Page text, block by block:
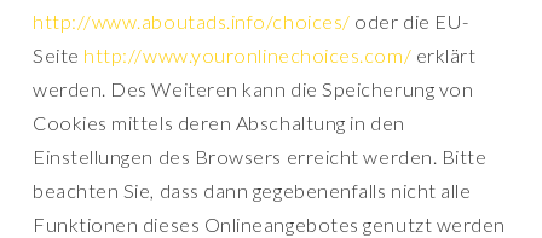
http://www.aboutads.info/choices/ oder die EU-
Seite http://www.youronlinechoices.com/ erklärt
werden. Des Weiteren kann die Speicherung von
Cookies mittels deren Abschaltung in den
Einstellungen des Browsers erreicht werden. Bitte
beachten Sie, dass dann gegebenenfalls nicht alle
Funktionen dieses Onlineangebotes genutzt werden